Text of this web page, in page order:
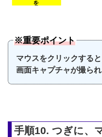
※重要ポイント
マウスをクリックする
画面キャプチャが撮ら
手順10. つぎに、